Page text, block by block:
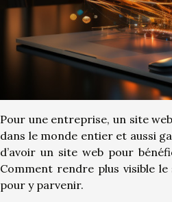
Pour une entreprise, un site
dans le monde entier et aussi
d’avoir un site web pour
Comment rendre plus visible
pour y parvenir.